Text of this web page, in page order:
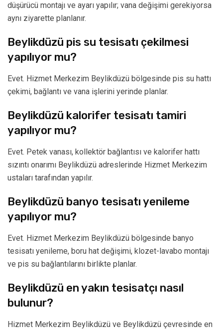
düşürücü montajı ve ayarı yapılır; vana değişimi gerekiyorsa
aynı ziyarette planlanır.
Beylikdüzü pis su tesisatı çekilmesi
yapılıyor mu?
Evet. Hizmet Merkezim Beylikdüzü bölgesinde pis su hattı
çekimi, bağlantı ve vana işlerini yerinde planlar.
Beylikdüzü kalorifer tesisatı tamiri
yapılıyor mu?
Evet. Petek vanası, kollektör bağlantısı ve kalorifer hattı
sızıntı onarımı Beylikdüzü adreslerinde Hizmet Merkezim
ustaları tarafından yapılır.
Beylikdüzü banyo tesisatı yenileme
yapılıyor mu?
Evet. Hizmet Merkezim Beylikdüzü bölgesinde banyo
tesisatı yenileme, boru hat değişimi, klozet-lavabo montajı
ve pis su bağlantılarını birlikte planlar.
Beylikdüzü en yakın tesisatçı nasıl
bulunur?
Hizmet Merkezim Beylikdüzü ve Beylikdüzü çevresinde en